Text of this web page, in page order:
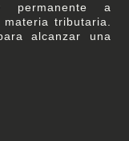
permanente a
tributaria.
alcanzar una